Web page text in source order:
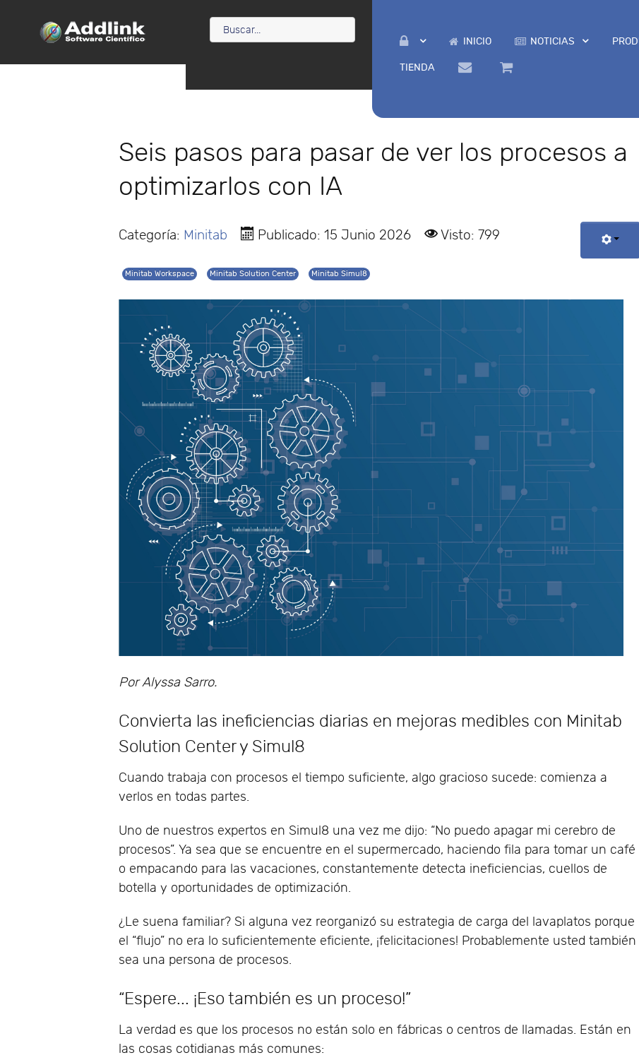
INICIO NOTICIAS
TIENDA
Seis pasos para pasar de ver los procesos a
optimizarlos con IA
Categoría: Minitab Publicado: 15 Junio 2026 Visto: 799
Minitab Workspace Minitab Solution Center Minitab Simul8
Por Alyssa Sarro.
Convierta las ineficiencias diarias en mejoras medibles con Minitab
Solution Center y Simul8
Cuando trabaja con procesos el tiempo suficiente, algo gracioso sucede: comienza a
verlos en todas partes.
Uno de nuestros expertos en Simul8 una vez me dijo: “No puedo apagar mi cerebro de
procesos”. Ya sea que se encuentre en el supermercado, haciendo fila para tomar un café
o empacando para las vacaciones, constantemente detecta ineficiencias, cuellos de
botella y oportunidades de optimización.
¿Le suena familiar? Si alguna vez reorganizó su estrategia de carga del lavaplatos porque
el “flujo” no era lo suficientemente eficiente, ¡felicitaciones! Probablemente usted también
sea una persona de procesos.
“Espere... ¡Eso también es un proceso!”
La verdad es que los procesos no están solo en fábricas o centros de llamadas. Están en
las cosas cotidianas más comunes: